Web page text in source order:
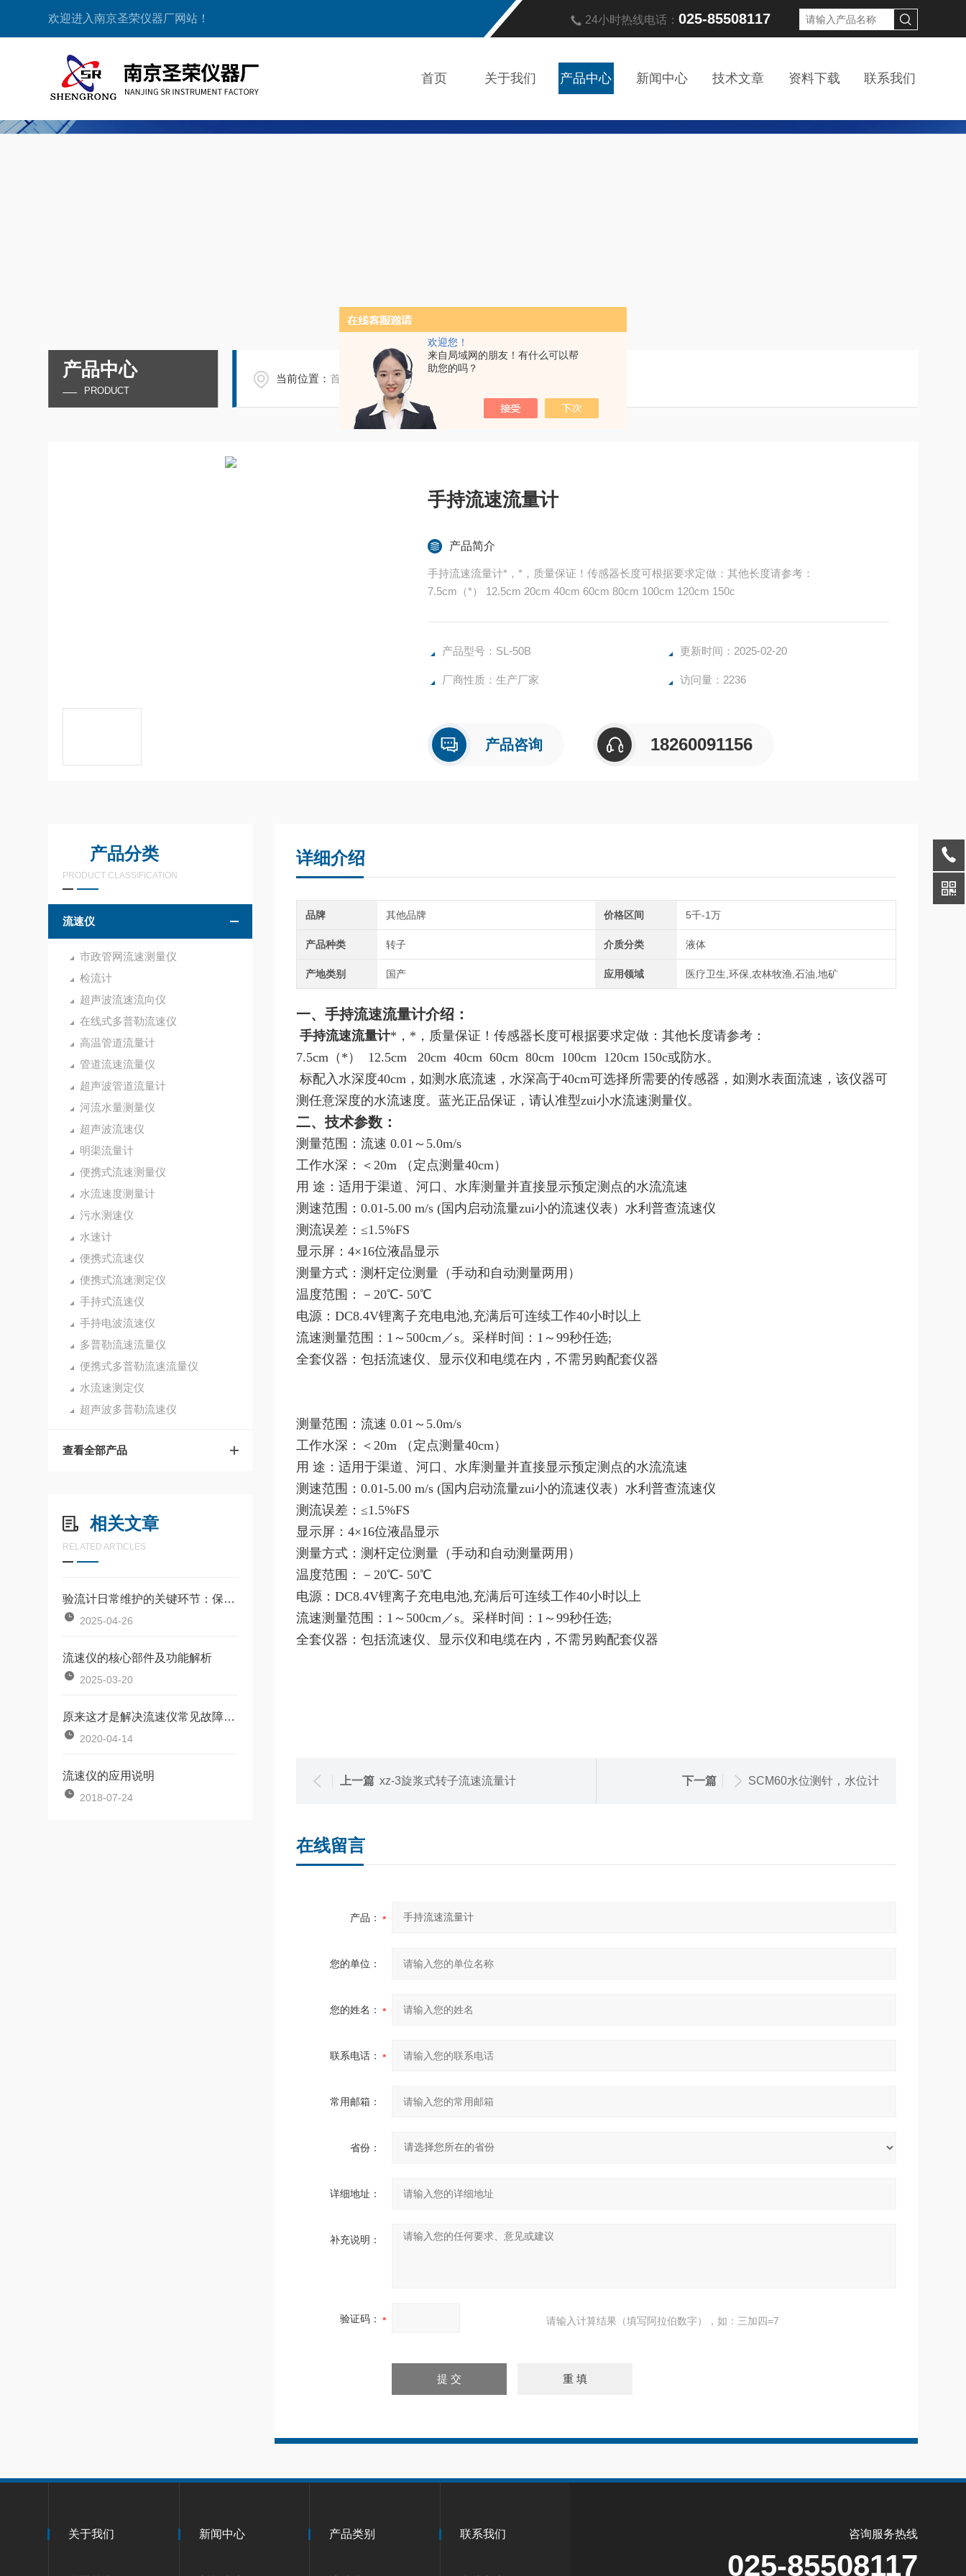
欢迎您！
来自局域网的朋友！有什么可以帮
助您的吗？
欢迎进入南京圣荣仪器厂网站！ 24小时热线电话： 025-85508117
首页 关于我们 产品中心 新闻中心 技术文章 资料下载 联系我们
产品中心
PRODUCT
当前位置：首页 产品中心/ /
手持流速流量计
产品简介
手持流速流量计*，*，质量保证！传感器长度可根据要求定做：其他长度请参考：
7.5cm（*） 12.5cm 20cm 40cm 60cm 80cm 100cm 120cm 150c
产品型号：SL-50B 更新时间：2025-02-20
厂商性质：生产厂家 访问量：2236
产品咨询 18260091156
产品分类
PRODUCT CLASSIFICATION
流速仪
市政管网流速测量仪
检流计
超声波流速流向仪
在线式多普勒流速仪
高温管道流量计
管道流速流量仪
超声波管道流量计
河流水量测量仪
超声波流速仪
明渠流量计
便携式流速测量仪
水流速度测量计
污水测速仪
水速计
便携式流速仪
便携式流速测定仪
手持式流速仪
手持电波流速仪
多普勒流速流量仪
便携式多普勒流速流量仪
水流速测定仪
超声波多普勒流速仪
查看全部产品
相关文章
RELATED ARTICLES
​​验流计日常维护的关键环节：保持设备良好性能
2025-04-26
流速仪的核心部件及功能解析
2025-03-20
原来这才是解决流速仪常见故障的正确方法！
2020-04-14
流速仪的应用说明
2018-07-24
详细介绍
品牌 其他品牌 价格区间 5千-1万
产品种类 转子 介质分类 液体
产地类别 国产 应用领域 医疗卫生,环保,农林牧渔,石油,地矿
一、 手持流速流量计介绍：
手持流速流量计*，*，质量保证！传感器长度可根据要求定做：其他长度请参考：
7.5cm（*） 12.5cm 20cm 40cm 60cm 80cm 100cm 120cm 150c或防水。
标配入水深度40cm，如测水底流速，水深高于40cm可选择所需要的传感器，如测水表面流速，该仪器可
测任意深度的水流速度。蓝光正品保证，请认准型zui小水流速测量仪。
二、技术参数：
测量范围：流速 0.01～5.0m/s
工作水深：＜20m （定点测量40cm）
用 途：适用于渠道、河口、水库测量并直接显示预定测点的水流流速
测速范围：0.01-5.00 m/s (国内启动流量zui小的流速仪表）水利普查流速仪
测流误差：≤1.5%FS
显示屏：4×16位液晶显示
测量方式：测杆定位测量（手动和自动测量两用）
温度范围：－20℃- 50℃
电源：DC8.4V锂离子充电电池,充满后可连续工作40小时以上
流速测量范围：1～500cm／s。采样时间：1～99秒任选;
全套仪器：包括流速仪、显示仪和电缆在内，不需另购配套仪器
测量范围：流速 0.01～5.0m/s
工作水深：＜20m （定点测量40cm）
用 途：适用于渠道、河口、水库测量并直接显示预定测点的水流流速
测速范围：0.01-5.00 m/s (国内启动流量zui小的流速仪表）水利普查流速仪
测流误差：≤1.5%FS
显示屏：4×16位液晶显示
测量方式：测杆定位测量（手动和自动测量两用）
温度范围：－20℃- 50℃
电源：DC8.4V锂离子充电电池,充满后可连续工作40小时以上
流速测量范围：1～500cm／s。采样时间：1～99秒任选;
全套仪器：包括流速仪、显示仪和电缆在内，不需另购配套仪器
上一篇 xz-3旋浆式转子流速流量计 下一篇 SCM60水位测针，水位计
在线留言
产品：
您的单位：
您的姓名：
联系电话：
常用邮箱：
省份：
详细地址：
补充说明：
验证码： 请输入计算结果（填写阿拉伯数字），如：三加四=7
关于我们 新闻中心 产品类别 联系我们 咨询服务热线
025-85508117